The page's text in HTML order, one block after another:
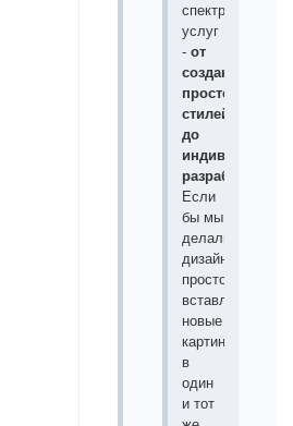
спектр
услуг
- от
создания
простейших
стилей
до
разработок
Если
бы мы
делали
дизайны
просто
вставляя
новые
картинки
в
один
и тот